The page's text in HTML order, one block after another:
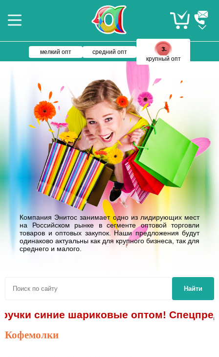
мелкий опт
средний опт
крупный опт
Компания Энитос занимает одно из лидирующих мест
на Российском рынке в сегменте оптовой торговли
товаров и оптовых закупок. Наши предложения будут
одинаково актуальны как для крупного бизнеса, так для
среднего и малого.
Найти
синие шариковые оптом!
Кофемолки